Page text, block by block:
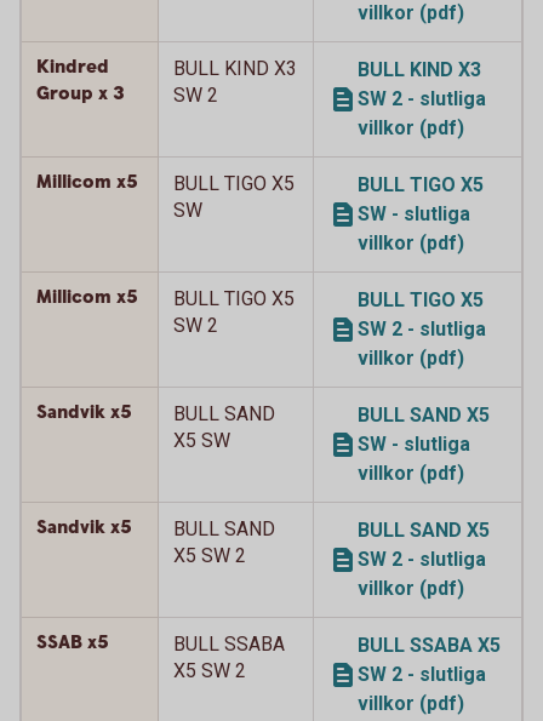
villkor (pdf)
Kindred
Group x 3
BULL KIND X3
SW 2
BULL KIND X3
SW 2 - slutliga
villkor (pdf)
Millicom x5
BULL TIGO X5
SW
BULL TIGO X5
SW - slutliga
villkor (pdf)
Millicom x5
BULL TIGO X5
SW 2
BULL TIGO X5
SW 2 - slutliga
villkor (pdf)
Sandvik x5
BULL SAND
X5 SW
BULL SAND X5
SW - slutliga
villkor (pdf)
Sandvik x5
BULL SAND
X5 SW 2
BULL SAND X5
SW 2 - slutliga
villkor (pdf)
SSAB x5
BULL SSABA
X5 SW 2
BULL SSABA X5
SW 2 - slutliga
villkor (pdf)